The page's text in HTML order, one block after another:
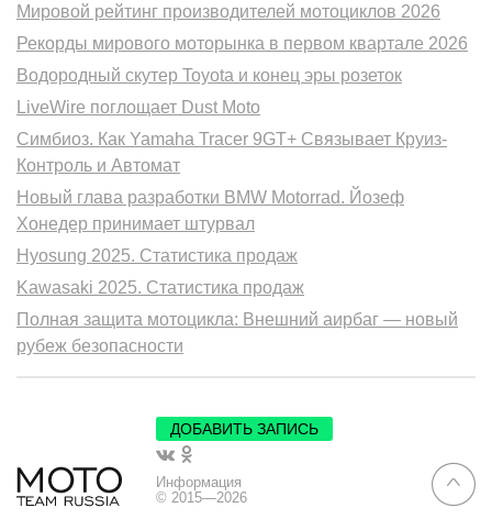
Мировой рейтинг производителей мотоциклов 2026
Рекорды мирового моторынка в первом квартале 2026
Водородный скутер Toyota и конец эры розеток
LiveWire поглощает Dust Moto
Симбиоз. Как Yamaha Tracer 9GT+ Связывает Круиз-
Контроль и Автомат
Новый глава разработки BMW Motorrad. Йозеф
Хонедер принимает штурвал
Hyosung 2025. Статистика продаж
Kawasaki 2025. Статистика продаж
Полная защита мотоцикла: Внешний аирбаг — новый
рубеж безопасности
ДОБАВИТЬ ЗАПИСЬ
Информация
© 2015—2026